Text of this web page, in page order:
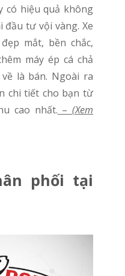
có hiệu quả không
tư vội vàng. Xe
mắt, bền chắc,
máy ép cá chả
là bán. Ngoài ra
chi tiết cho bạn từ
cao nhất. –(Xem
phối tại